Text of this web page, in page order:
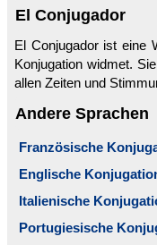
El Conjugador
El Conjugador ist eine
Konjugation widmet.
allen Zeiten und
Andere Sprachen
Französische
Englische
Italienische
Portugiesische